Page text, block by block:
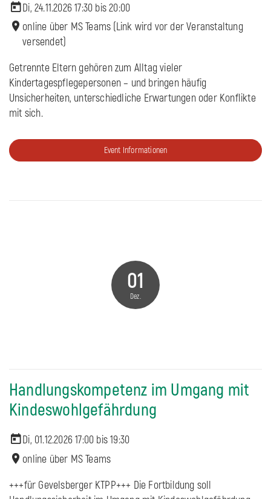
Di, 24.11.2026 17:30 bis20:00
online über MS Teams (Link wird vor der Veranstaltung
versendet)
Getrennte Eltern gehören zum Alltag vieler
Kindertagespflegepersonen – und bringen häufig
Unsicherheiten, unterschiedliche Erwartungen oder Konflikte
mit sich.
Event Informationen
01
Dez.
Handlungskompetenz im Umgang mit
Kindeswohlgefährdung
Di, 01.12.2026 17:00 bis19:30
online über MS Teams
+++für Gevelsberger KTPP+++ Die Fortbildung soll